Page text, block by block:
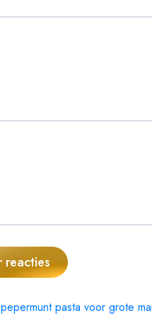
reacties
pasta voor grote